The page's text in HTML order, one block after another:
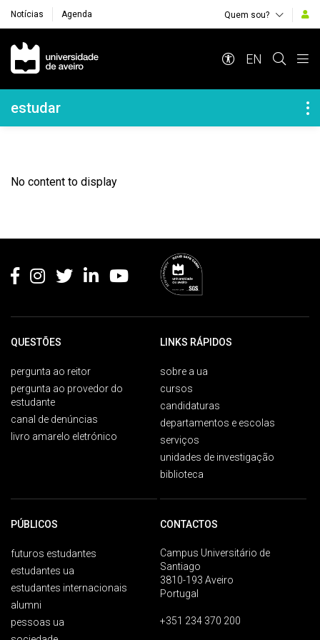
Notícias Agenda Quem sou?
Navegação Principal
EN
Navegação Lateral
estudar
No content to display
QUESTÕES
pergunta ao reitor
pergunta ao provedor do
estudante
canal de denúncias
livro amarelo eletrónico
LINKS RÁPIDOS
sobre a ua
cursos
candidaturas
departamentos e escolas
serviços
unidades de investigação
biblioteca
PÚBLICOS
futuros estudantes
estudantes ua
estudantes internacionais
alumni
pessoas ua
CONTACTOS
Campus Universitário de
Santiago
3810-193 Aveiro
Portugal
+351 234 370 200